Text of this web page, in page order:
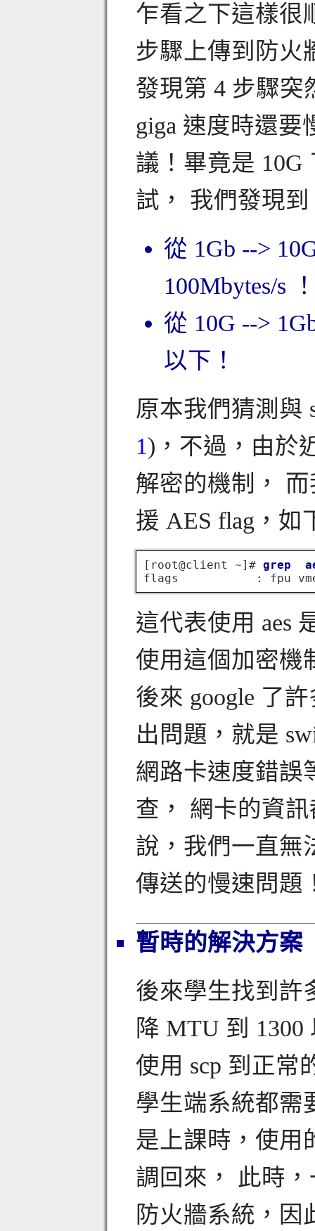
乍看之下這樣很
步驟上傳到防火
發現第 4 步驟突
giga 速度時還
議！畢竟是 10G
試， 我們發現到
從 1Gb -->
100Mbytes/s
從 10G -->
以下！
原本我們猜測與
1)，不過，由於
解密的機制，
援 AES flag，如
[root@client ~]# grep
flags           : fpu
這代表使用 aes
使用這個加密機
後來 google 了
出問題，就是
網路卡速度錯誤
查， 網卡的資
說，我們一直無
傳送的慢速問題
暫時的解決方案
後來學生找到許
降 MTU 到 1300
使用 scp 到正常
學生端系統都需
是上課時，使用
調回來， 此時
防火牆系統，因